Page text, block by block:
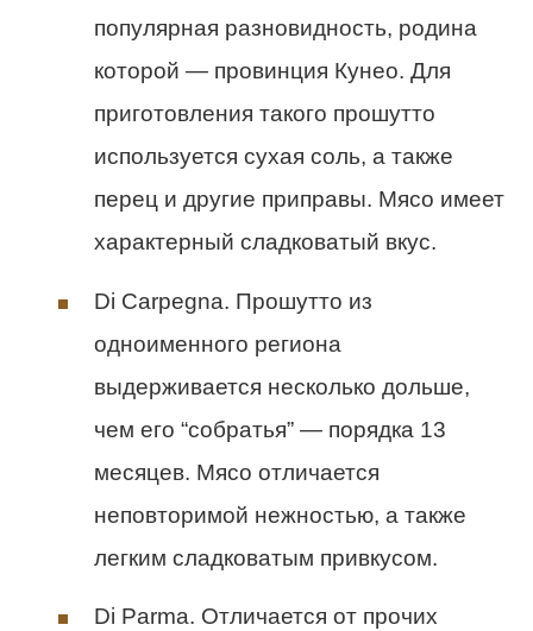
популярная разновидность, родина
которой — провинция Кунео. Для
приготовления такого прошутто
используется сухая соль, а также
перец и другие приправы. Мясо имеет
характерный сладковатый вкус.
Di Carpegna. Прошутто из
одноименного региона
выдерживается несколько дольше,
чем его “собратья” — порядка 13
месяцев. Мясо отличается
неповторимой нежностью, а также
легким сладковатым привкусом.
Di Parma. Отличается от прочих